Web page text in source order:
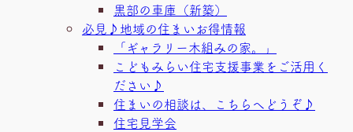
黒部の車庫（新築）
必見♪地域の住まいお得情報
「ギャラリー木組みの家。」
こどもみらい住宅支援事業をご活用く
ださい♪
住まいの相談は、こちらへどうぞ♪
住宅見学会